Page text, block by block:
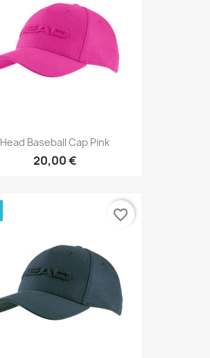
Head Baseball Cap Pink
20,00 €
favorite_border